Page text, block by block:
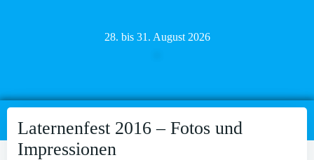
28. bis 31. August 2026
Laternenfest 2016 – Fotos und
Impressionen